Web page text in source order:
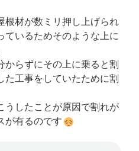
材が数ミリ押し上げられ
ているためそのような上に
からずにその上に乗ると割
た工事をしていたために割
うしたことが原因で割れが
が有るのです